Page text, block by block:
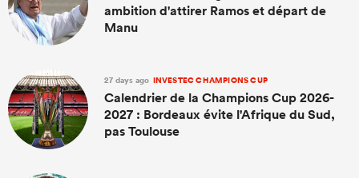
ambition d'attirer Ramos et départ de
Manu
27 days ago INVESTEC CHAMPIONS CUP
Calendrier de la Champions Cup 2026-
2027 : Bordeaux évite l'Afrique du Sud,
pas Toulouse